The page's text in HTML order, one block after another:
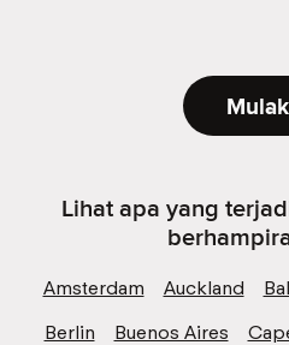
Lihat apa yang
Amsterdam Auckland
Berlin
Buenos Aires